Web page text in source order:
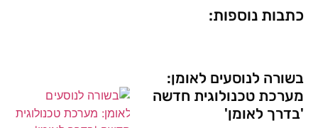
כתבות נוספות:
בשורה לנוסעים לאומן:
מערכת טכנולוגית חדשה
'בדרך לאומן'